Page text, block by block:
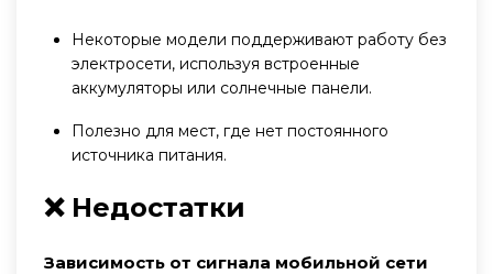
Некоторые модели поддерживают работу без
электросети, используя встроенные
аккумуляторы или солнечные панели.
Полезно для мест, где нет постоянного
источника питания.
❌ Недостатки
Зависимость от сигнала мобильной сети